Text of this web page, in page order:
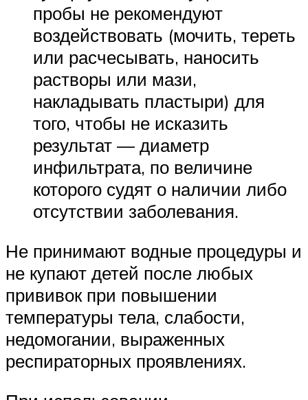
пробы не рекомендуют
воздействовать (мочить, тереть
или расчесывать, наносить
растворы или мази,
накладывать пластыри) для
того, чтобы не исказить
результат — диаметр
инфильтрата, по величине
которого судят о наличии либо
отсутствии заболевания.
Не принимают водные процедуры и
не купают детей после любых
прививок при повышении
температуры тела, слабости,
недомогании, выраженных
респираторных проявлениях.